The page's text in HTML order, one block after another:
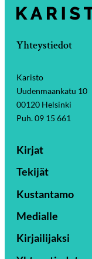
Yhteystiedot
Karisto
Uudenmaankatu 10
00120 Helsinki
Puh. 09 15 661
Kirjat
Tekijät
Kustantamo
Medialle
Kirjailijaksi